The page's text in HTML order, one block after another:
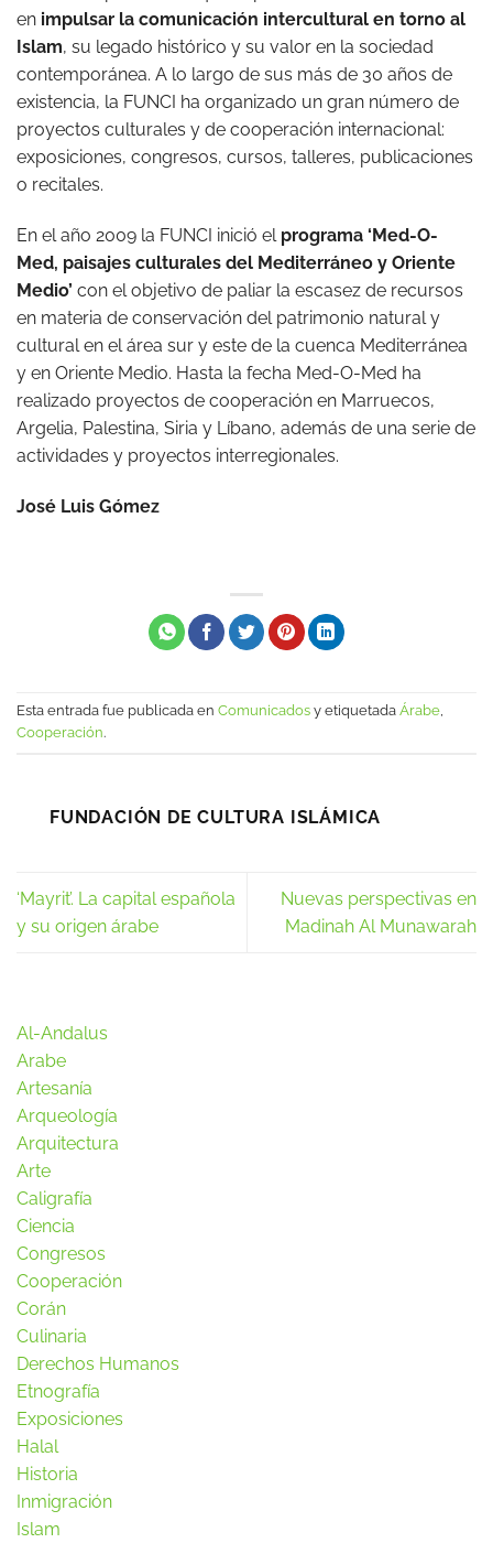
en impulsar la comunicación intercultural en torno al
Islam, su legado histórico y su valor en la sociedad
contemporánea. A lo largo de sus más de 30 años de
existencia, la FUNCI ha organizado un gran número de
proyectos culturales y de cooperación internacional:
exposiciones, congresos, cursos, talleres, publicaciones
o recitales.
En el año 2009 la FUNCI inició el programa ‘Med-O-
Med, paisajes culturales del Mediterráneo y Oriente
Medio’ con el objetivo de paliar la escasez de recursos
en materia de conservación del patrimonio natural y
cultural en el área sur y este de la cuenca Mediterránea
y en Oriente Medio. Hasta la fecha Med-O-Med ha
realizado proyectos de cooperación en Marruecos,
Argelia, Palestina, Siria y Líbano, además de una serie de
actividades y proyectos interregionales.
José Luis Gómez
Esta entrada fue publicada en Comunicados y etiquetada Árabe
Cooperación.
FUNDACIÓN DE CULTURA ISLÁMICA
‘Mayrit’. La capital española
y su origen árabe
Nuevas perspectivas en
Madinah Al Munawarah
Al-Andalus
Arabe
Artesanía
Arqueología
Arquitectura
Arte
Caligrafía
Ciencia
Congresos
Cooperación
Corán
Culinaria
Derechos Humanos
Etnografía
Exposiciones
Halal
Historia
Inmigración
Islam